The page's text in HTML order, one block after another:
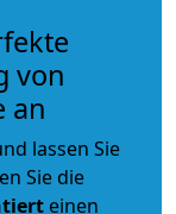
von
an
lassen Sie
Sie die
einen